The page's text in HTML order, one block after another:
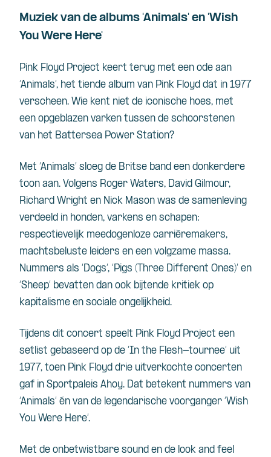
Muziek van de albums 'Animals' en 'Wish
You Were Here'
Pink Floyd Project keert terug met een ode aan
‘Animals’, het tiende album van Pink Floyd dat in 1977
verscheen. Wie kent niet de iconische hoes, met
een opgeblazen varken tussen de schoorstenen
van het Battersea Power Station?
Met ‘Animals’ sloeg de Britse band een donkerdere
toon aan. Volgens Roger Waters, David Gilmour,
Richard Wright en Nick Mason was de samenleving
verdeeld in honden, varkens en schapen:
respectievelijk meedogenloze carrièremakers,
machtsbeluste leiders en een volgzame massa.
Nummers als ‘Dogs’, ‘Pigs (Three Different Ones)’ en
‘Sheep’ bevatten dan ook bijtende kritiek op
kapitalisme en sociale ongelijkheid.
Tijdens dit concert speelt Pink Floyd Project een
setlist gebaseerd op de ‘In the Flesh-tournee’ uit
1977, toen Pink Floyd drie uitverkochte concerten
gaf in Sportpaleis Ahoy. Dat betekent nummers van
‘Animals’ én van de legendarische voorganger ‘Wish
You Were Here’.
Met de onbetwistbare sound en de look and feel